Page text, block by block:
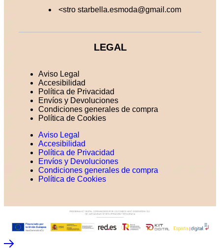
<stro starbella.esmoda@gmail.com
LEGAL
Aviso Legal
Accesibilidad
Política de Privacidad
Envíos y Devoluciones
Condiciones generales de compra
Política de Cookies
Aviso Legal
Accesibilidad
Política de Privacidad
Envíos y Devoluciones
Condiciones generales de compra
Política de Cookies